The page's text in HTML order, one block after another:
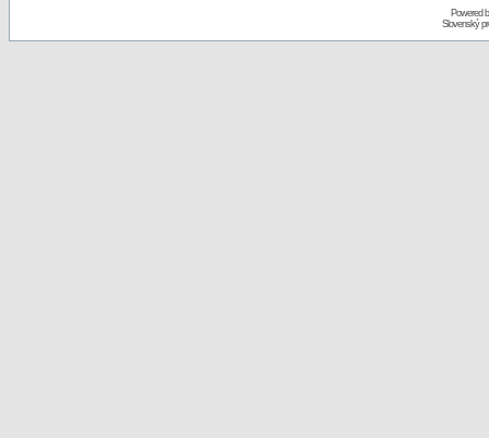
Powered
Slovenský